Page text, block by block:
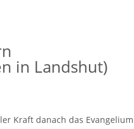
in Landshut)
Kraft danach das Evangelium